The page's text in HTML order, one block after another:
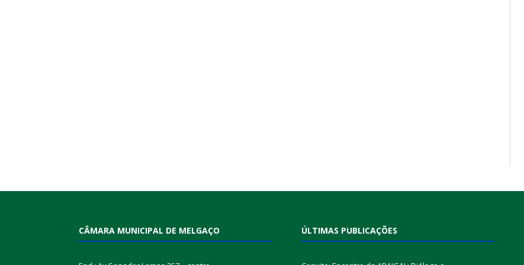
CÂMARA MUNICIPAL DE MELGAÇO ÚLTIMAS PUBLICAÇÕES